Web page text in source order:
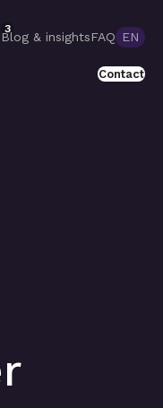
3
Blog & insightsFAQ EN
Contact